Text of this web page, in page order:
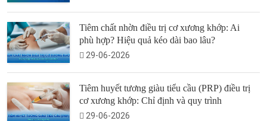
Tiêm chất nhờn điều trị cơ xương khớp: Ai
phù hợp? Hiệu quả kéo dài bao lâu?
29-06-2026
Tiêm huyết tương giàu tiểu cầu (PRP) điều trị
cơ xương khớp: Chỉ định và quy trình
29-06-2026